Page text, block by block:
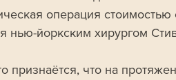
операция
нью-йоркским хирургом
признаётся, что на